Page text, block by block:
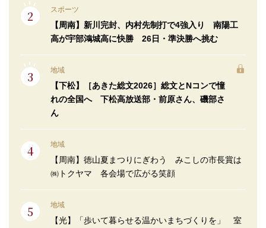
スポーツ
【周南】新川完封、内村先制打で4強入り 南陽工
高が宇部鴻城高に快勝 26日・準決勝へ挑む
地域
【下松】［あきた総文2026］総文とNコンで憧
れの全国へ 下松高放送部・前原さん、磯部さ
ん
地域
【周南】徳山夏まつりにぎわう みこしの市長賞は
㈱トクヤマ 各会場で広がる笑顔
地域
【光】「歩いて暮らせる温かいまちづくりを」 室